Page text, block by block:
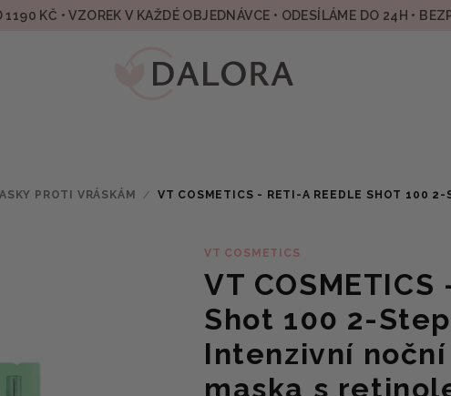
1190 KČ • VZOREK V KAŽDÉ OBJEDNÁVCE • ODESÍLÁME DO 24H •
PROTI VRÁSKÁM /
VT COSMETICS - RETI-A REEDLE SHOT 100 2-
VT COSMETICS
VT
Shot 100 2-
Intenzivní
maska s